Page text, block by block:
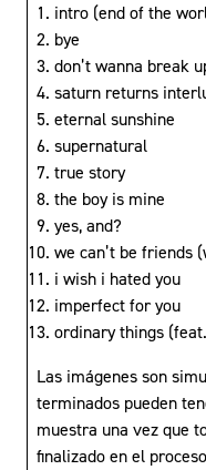
intro (end of the
bye
don’t wanna break
saturn returns
eternal sunshine
supernatural
true story
the boy is mine
yes, and?
we can’t be friends
i wish i hated you
imperfect for you
ordinary things
Las imágenes son
terminados pueden
muestra una vez que
finalizado en el